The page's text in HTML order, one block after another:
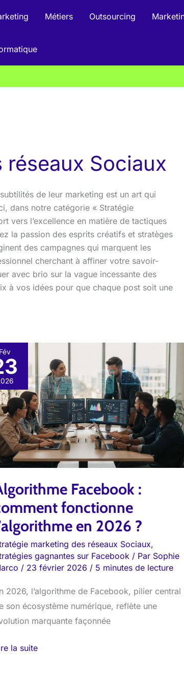
Métiers Outsourcing
Sociaux
de leur marketing est un art qui
dans notre catégorie « Stratégie
vers l’excellence en matière de tactiques
la passion des esprits créatifs et stratèges
des campagnes qui marquent les
cherchant à affiner votre savoir-
avec brio sur la vague incessante des
à vos idées pour que chaque post soit une
Fév
Facebook :
fonctionne
en 2026 ?
marketing des réseaux Sociaux,
gagnantes sur Facebook / Par Sophie
/ 23 février 2026 / 5 minutes de lecture
2026, l’algorithme de Facebook, pilier central
son écosystème numérique, reflète une
marquante façonnée
la suite